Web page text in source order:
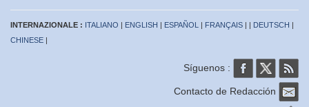
INTERNAZIONALE : ITALIANO | ENGLISH | ESPAÑOL | FRANÇAIS | | DEUTSCH |
CHINESE |
Síguenos :
Contacto de Redacción